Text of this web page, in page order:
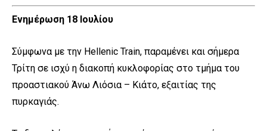
Ενημέρωση 18 Ιουλίου
Σύμφωνα με την Hellenic Train, παραμένει και σήμερα
Τρίτη σε ισχύ η διακοπή κυκλοφορίας στο τμήμα του
προαστιακού Άνω Λιόσια – Κιάτο, εξαιτίας της
πυρκαγιάς.